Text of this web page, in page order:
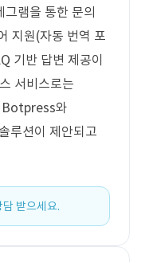
램을 통한 문의
지원(자동 번역 포
기반 답변 제공이
서비스로는
와
루션이 제안되고
받으세요.